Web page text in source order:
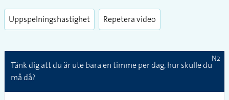
Uppspelningshastighet Repetera video
Tänk dig att du är ute bara en timme per dag, hur skulle du
må då?
N2